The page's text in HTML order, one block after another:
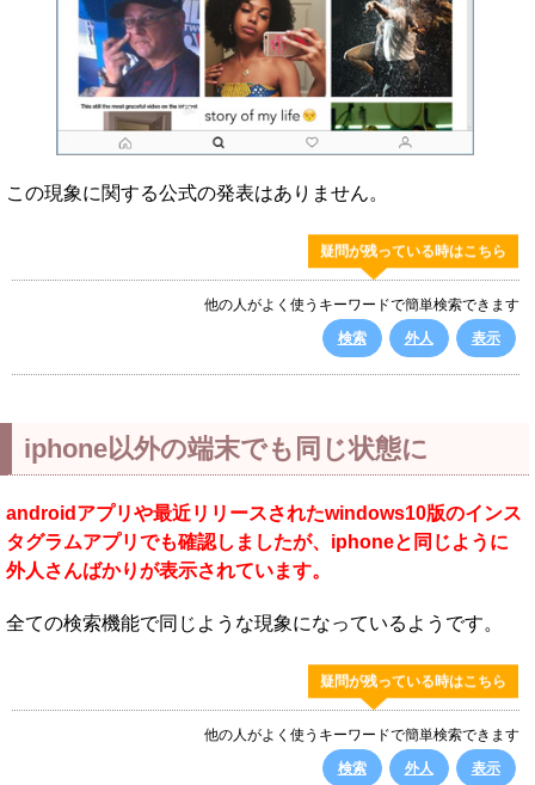
この現象に関する公式の発表はありません。
疑問が残っている時はこちら
他の人がよく使うキーワードで簡単検索できます
検索
外人 表示
iphone以外の端末でも同じ状態に
androidアプリや最近リリースされたwindows10版のインス
タグラムアプリでも確認しましたが、iphoneと同じように
外人さんばかりが表示されています。
全ての検索機能で同じような現象になっているようです。
疑問が残っている時はこちら
他の人がよく使うキーワードで簡単検索できます
検索
外人 表示